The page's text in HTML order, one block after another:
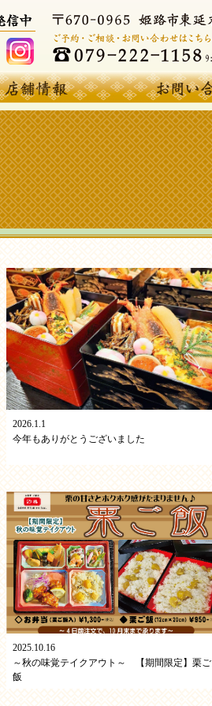
2026.1.1
今年もありがとうございました
2025.10.16
～秋の味覚テイクアウト～ 【期間限定】栗ご
飯